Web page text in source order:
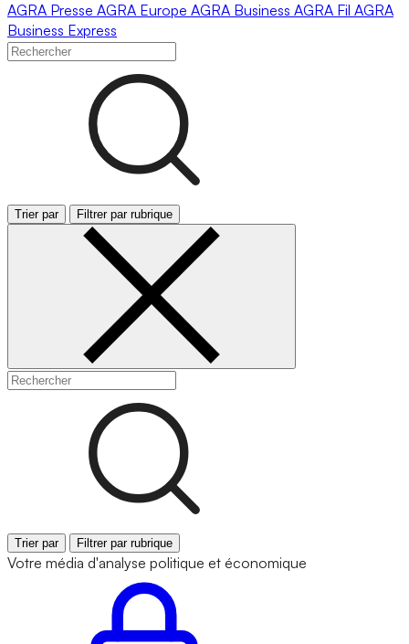
AGRA Presse AGRA Europe AGRA Business AGRA Fil AGRA
Business Express
Trier par Filtrer par rubrique
Trier par Filtrer par rubrique
Votre média d'analyse politique et économique